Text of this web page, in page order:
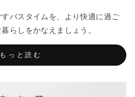
バスタイムを、より快適に過ご
らしをかなえましょう。
もっと読む